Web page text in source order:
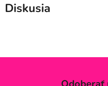
Diskusia